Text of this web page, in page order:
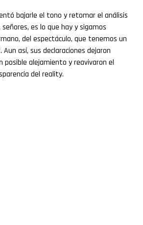
bajarle el tono y retomar el análisis
señores, es lo que hay y sigamos
del espectáculo, que tenemos un
así, sus declaraciones dejaron
posible alejamiento y reavivaron el
del reality.